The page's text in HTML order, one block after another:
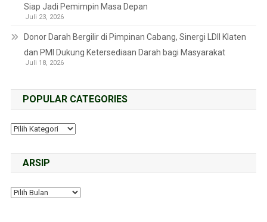
Siap Jadi Pemimpin Masa Depan
Juli 23, 2026
Donor Darah Bergilir di Pimpinan Cabang, Sinergi LDII Klaten
dan PMI Dukung Ketersediaan Darah bagi Masyarakat
Juli 18, 2026
POPULAR CATEGORIES
ARSIP